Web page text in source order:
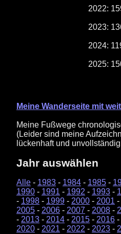
2022:
2023:
2024:
2025:
Meine Wanderseite mit
Meine Fußwege
(Leider sind meine
lückenhaft und
Jahr auswählen
Alle - 1983 - 1984 - 1985 -
1990 - 1991 - 1992 - 1993 -
- 1998 - 1999 - 2000 - 2001 -
2005 - 2006 - 2007 - 2008 -
- 2013 - 2014 - 2015 - 2016 -
2020 - 2021 - 2022 - 2023 -